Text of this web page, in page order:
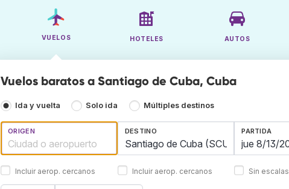
VUELOS HOTELES AUTOS
Vuelos baratos a Santiago de Cuba, Cuba
Ida y vuelta Solo ida Múltiples destinos
ORIGEN
Incluir aerop. cercanos
DESTINO
Incluir aerop. cercanos
PARTIDA
Sin escalas